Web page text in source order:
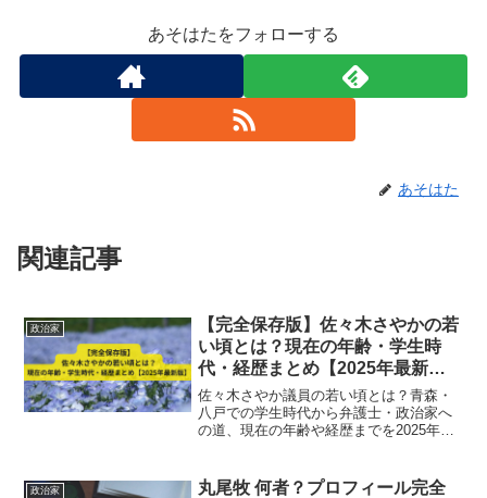
あそはたをフォローする
あそはた
関連記事
政治家
【完全保存版】佐々木さやかの若
い頃とは？現在の年齢・学生時
代・経歴まとめ【2025年最新
版】
佐々木さやか議員の若い頃とは？青森・
八戸での学生時代から弁護士・政治家へ
の道、現在の年齢や経歴までを2025年最
政治家
丸尾牧 何者？プロフィール完全